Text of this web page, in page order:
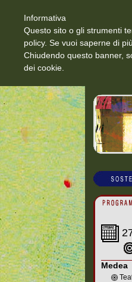
Medea
Informativa
Questo sito o gli strumenti
policy. Se vuoi saperne di
Chiudendo questo banner,
dei cookie.